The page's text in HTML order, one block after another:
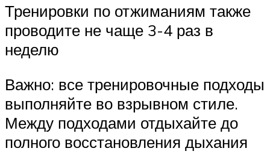
Тренировки по отжиманиям также
проводите не чаще 3-4 раз в
неделю
Важно: все тренировочные подходы
выполняйте во взрывном стиле.
Между подходами отдыхайте до
полного восстановления дыхания